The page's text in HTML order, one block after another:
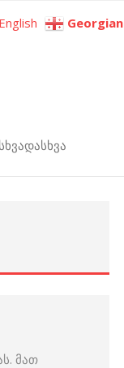
სხვადასხვა
მათ
English Georgian